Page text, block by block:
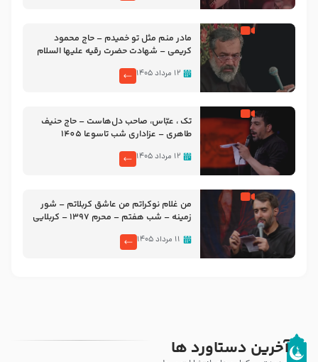
مادر منم مثل تو خمیدم – حاج محمود
کریمی – شهادت حضرت رقیه علیها السلام
۱۲ مرداد ۱۴۰۵
تک ، عبّاس، صاحب دل‌هاست – حاج حنیف
طاهری – عزاداری شب تاسوعا 1405
۱۲ مرداد ۱۴۰۵
من غلام نوکراتم من عاشق کربلاتم – شور
زمینه – شب هفتم – محرم 1397 – کربلایی
۱۱ مرداد ۱۴۰۵
آخرین دستاورد ها